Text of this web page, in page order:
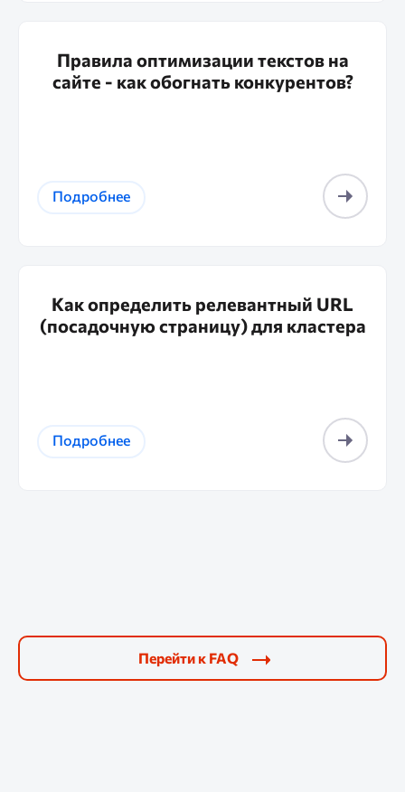
Правила оптимизации текстов на
сайте - как обогнать конкурентов?
Подробнее
Как определить релевантный URL
(посадочную страницу) для кластера
Подробнее
Перейти к FAQ